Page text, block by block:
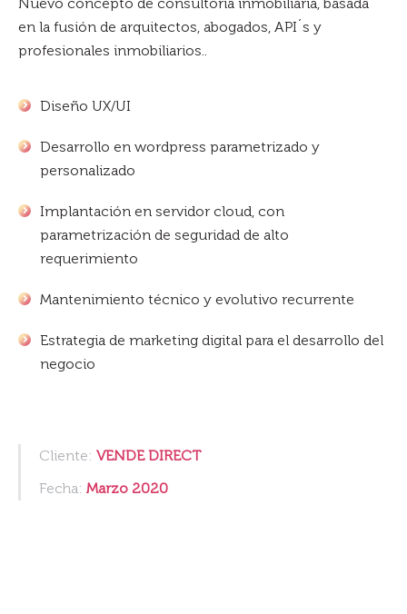
en la fusión de arquitectos, abogados, API´s y
profesionales inmobiliarios..
Diseño UX/UI
Desarrollo en wordpress parametrizado y
personalizado
Implantación en servidor cloud, con
parametrización de seguridad de alto
requerimiento
Mantenimiento técnico y evolutivo recurrente
Estrategia de marketing digital para el desarrollo del
negocio
Cliente: VENDE DIRECT
Fecha: Marzo 2020